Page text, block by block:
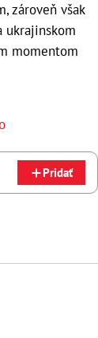
zároveň však
ukrajinskom
momentom
Pridať